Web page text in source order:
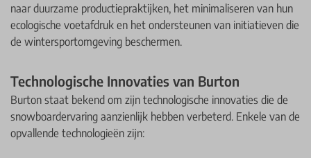
naar duurzame productiepraktijken, het minimaliseren van hun
ecologische voetafdruk en het ondersteunen van initiatieven die
de wintersportomgeving beschermen.
Technologische Innovaties van Burton
Burton staat bekend om zijn technologische innovaties die de
snowboardervaring aanzienlijk hebben verbeterd. Enkele van de
opvallende technologieën zijn: